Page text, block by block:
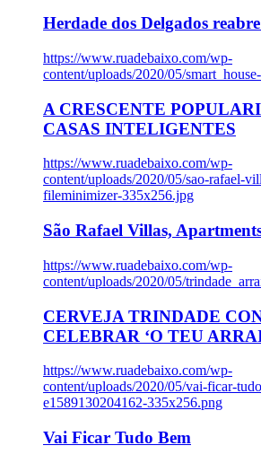
Herdade dos Delgados
https://www.ruadebaixo.com/wp-
content/uploads/2020/05/
A CRESCENTE
CASAS INTELIGENTES
https://www.ruadebaixo.com/wp-
content/uploads/2020/05/sao-rafael-
fileminimizer-335x256.jpg
São Rafael Villas,
https://www.ruadebaixo.com/wp-
content/uploads/2020/05/
CERVEJA TRINDADE
CELEBRAR ‘O TEU
https://www.ruadebaixo.com/wp-
content/uploads/2020/05/vai-ficar-
e1589130204162-335x256.png
Vai Ficar Tudo Bem